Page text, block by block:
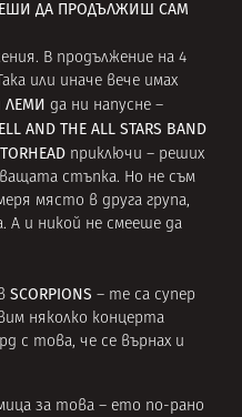
ДА ПРОДЪЛЖИШ САМ
В продължение на 4
или иначе вече имах
ЛЕМИ да ни напусне –
AND THE ALL STARS BAND
приключи – реших
стъпка. Но не съм
място в друга група,
А и никой не смееше да
SCORPIONS – те са супер
няколко концерта
с това, че се върнах и
за това – ето по-рано